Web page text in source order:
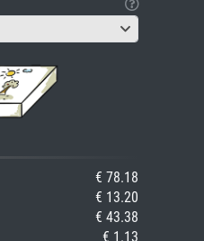
€ 78.18
€ 13.20
€ 43.38
€ 1.13